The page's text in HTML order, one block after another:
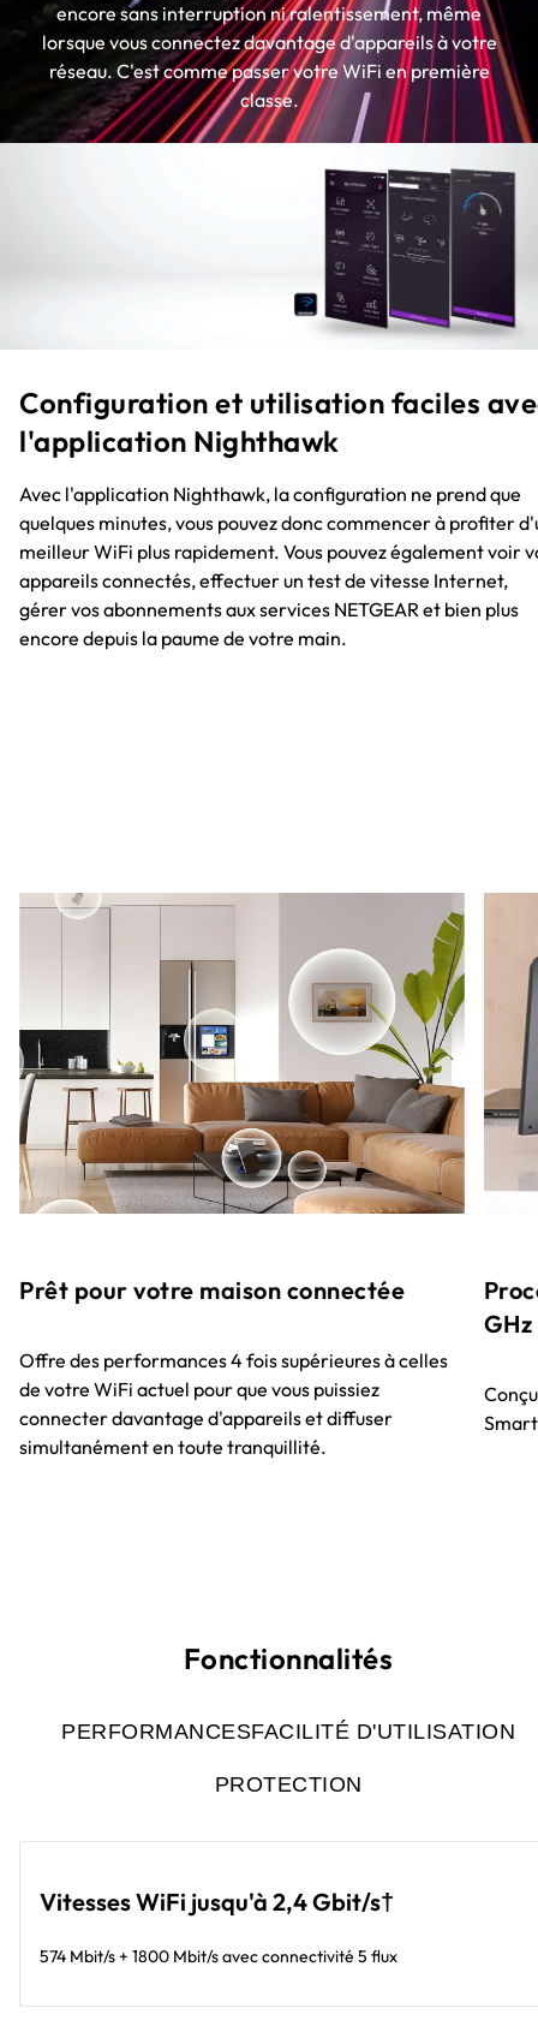
encore sans interruption ni ralentissement, même
lorsque vous connectez davantage d'appareils à votre
réseau. C'est comme passer votre WiFi en première
classe.
Configuration et utilisation faciles
l'application Nighthawk
Avec l'application Nighthawk, la configuration ne prend que
quelques minutes, vous pouvez donc commencer à profiter
meilleur WiFi plus rapidement. Vous pouvez également voir
appareils connectés, effectuer un test de vitesse Internet,
gérer vos abonnements aux services NETGEAR et bien plus
encore depuis la paume de votre main.
Prêt pour votre maison connectée
Offre des performances 4 fois supérieures à celles
de votre WiFi actuel pour que vous puissiez
connecter davantage d'appareils et diffuser
simultanément en toute tranquillité.
GHz
Fonctionnalités
PERFORMANCESFACILITÉ D'UTILISATION
PROTECTION
Vitesses WiFi jusqu'à 2,4 Gbit/s†
574 Mbit/s + 1800 Mbit/s avec connectivité 5 flux